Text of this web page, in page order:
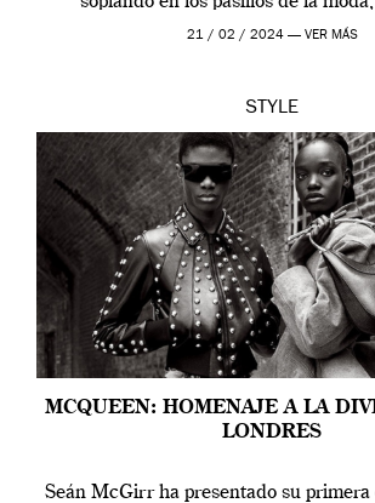
McQueen se prepara para
21 / 02 / 2024 — VER MÁS
STYLE
MCQUEEN: HOMENAJE A LA
LONDRES
Seán McGirr ha presentado su primera